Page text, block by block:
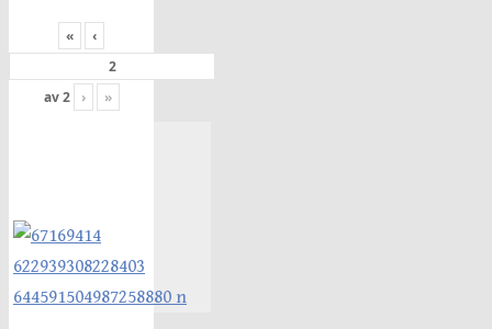
« ‹
av2 › »